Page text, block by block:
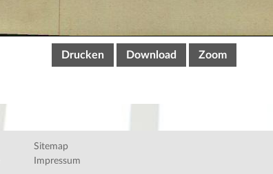
Drucken Download Zoom
Sitemap
Impressum